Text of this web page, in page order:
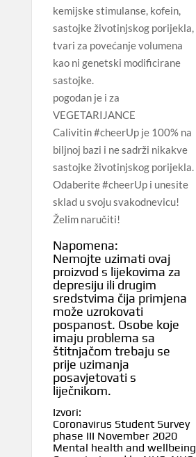
kemijske stimulanse, kofein,
sastojke životinjskog porijekla,
tvari za povećanje volumena
kao ni genetski modificirane
sastojke.
pogodan je i za
VEGETARIJANCE
Calivitin #cheerUp je 100% na
biljnoj bazi i ne sadrži nikakve
sastojke životinjskog porijekla.
Odaberite #cheerUp i unesite
sklad u svoju svakodnevicu!
Želim naručiti!
Napomena:
Nemojte uzimati ovaj
proizvod s lijekovima za
depresiju ili drugim
sredstvima čija primjena
može uzrokovati
pospanost. Osobe koje
imaju problema sa
štitnjačom trebaju se
prije uzimanja
posavjetovati s
liječnikom.
Izvori:
Coronavirus Student Survey
phase III November 2020
Mental health and wellbeing